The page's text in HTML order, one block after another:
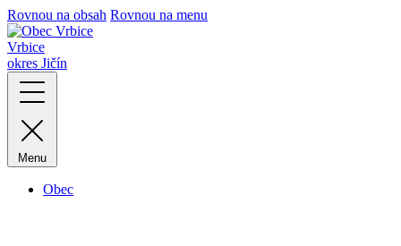
Rovnou na obsah Rovnou na menu
Vrbice
okres Jičín
Menu
Obec